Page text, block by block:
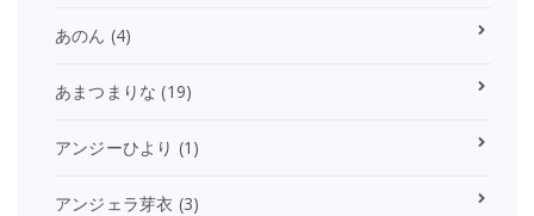
あのん (4)
あまつまりな (19)
アンジーひより (1)
アンジェラ芽衣 (3)